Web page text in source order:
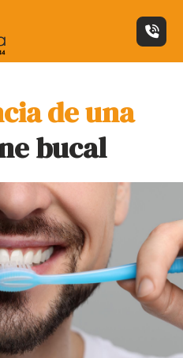
de una
bucal